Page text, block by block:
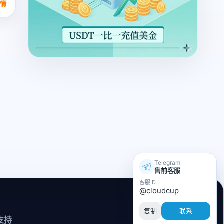
持
Telegram
售前客服
客服ID
@cloudcup
复制 联系